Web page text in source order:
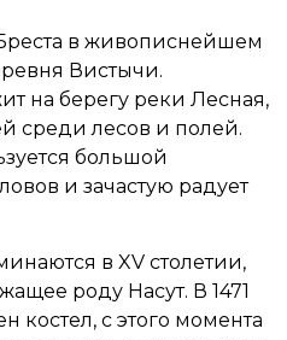
в живописнейшем
Вистычи.
на берегу реки Лесная,
среди лесов и полей.
большой
и зачастую радует
в XV столетии,
роду Насут. В 1471
костел, с этого момента